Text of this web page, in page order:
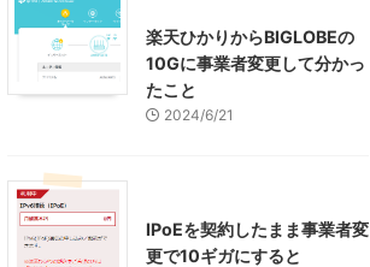
楽天ひかりからBIGLOBEの
10Gに事業者変更して分かっ
たこと
2024/6/21
IPoEを契約したまま事業者変
更で10ギガにすると